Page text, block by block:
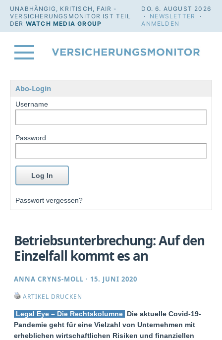
UNABHÄNGIG, KRITISCH, FAIR -
VERSICHERUNGSMONITOR IST TEIL
DER WATCH MEDIA GROUP
DO. 6. AUGUST 2026
· NEWSLETTER
·
ANMELDEN
Abo-Login
Username
Password
Passwort vergessen?
Betriebsunterbrechung: Auf den
Einzelfall kommt es an
ANNA CRYNS-MOLL · 15. JUNI 2020
ARTIKEL DRUCKEN
Legal Eye – Die Rechtskolumne Die aktuelle Covid-19-
Pandemie geht für eine Vielzahl von Unternehmen mit
erheblichen wirtschaftlichen Risiken und finanziellen